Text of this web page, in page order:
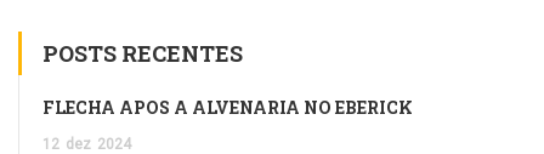
POSTS RECENTES
FLECHA APÓS A ALVENARIA NO EBERICK
12 dez 2024